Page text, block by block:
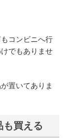
コンビニへ行
でもありませ
置いてありま
も買える